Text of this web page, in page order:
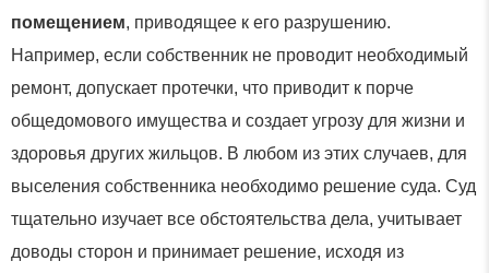
помещением, приводящее к его разрушению.
Например, если собственник не проводит необходимый
ремонт, допускает протечки, что приводит к порче
общедомового имущества и создает угрозу для жизни и
здоровья других жильцов. В любом из этих случаев, для
выселения собственника необходимо решение суда. Суд
тщательно изучает все обстоятельства дела, учитывает
доводы сторон и принимает решение, исходя из